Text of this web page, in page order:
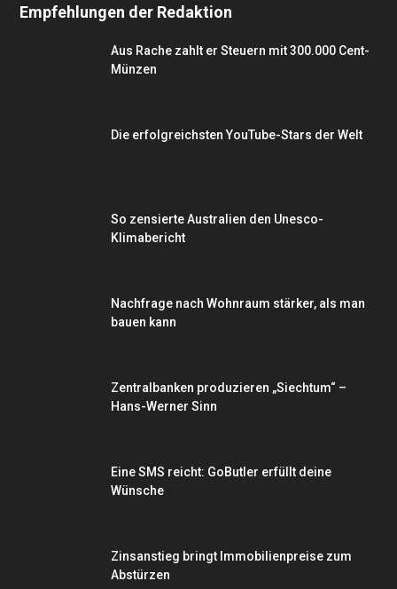
Empfehlungen der Redaktion
Aus Rache zahlt er Steuern mit 300.000 Cent-
Münzen
Die erfolgreichsten YouTube-Stars der Welt
So zensierte Australien den Unesco-
Klimabericht
Nachfrage nach Wohnraum stärker, als man
bauen kann
Zentralbanken produzieren „Siechtum“ –
Hans-Werner Sinn
Eine SMS reicht: GoButler erfüllt deine
Wünsche
Zinsanstieg bringt Immobilienpreise zum
Abstürzen